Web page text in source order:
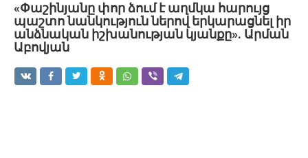
«Փաշինյանը փոր ձում է աղմկա հարույց
պաշտո նանկություն ներով երկարացնել իր
անձնական իշխանության կյանքը». Արման
Աբովյան